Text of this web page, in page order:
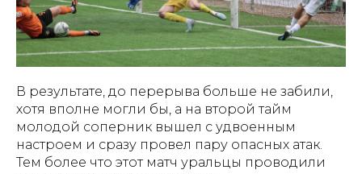
В результате, до перерыва больше не забили,
хотя вполне могли бы, а на второй тайм
молодой соперник вышел с удвоенным
настроем и сразу провел пару опасных атак.
Тем более что этот матч уральцы проводили